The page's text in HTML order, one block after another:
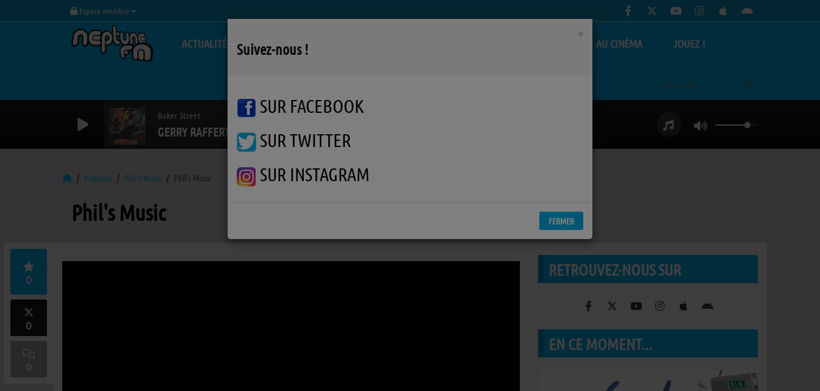
Espace membre
ACTUALITÉS LA RADIO AU CINÉMA JOUEZ !
Baker Street
GERRY RAFFERTY
Podcasts Phil's Music Phil's Music
Phil's Music
0
0
0
RETROUVEZ-NOUS SUR
EN CE MOMENT...
×
Suivez-nous !
SUR FACEBOOK
SUR TWITTER
SUR INSTAGRAM
FERMER